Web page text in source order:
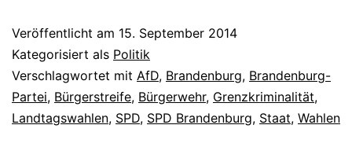
Veröffentlicht am 15. September 2014
Kategorisiert als Politik
Verschlagwortet mit AfD, Brandenburg, Brandenburg-
Partei, Bürgerstreife, Bürgerwehr, Grenzkriminalität,
Landtagswahlen, SPD, SPD Brandenburg, Staat, Wahlen